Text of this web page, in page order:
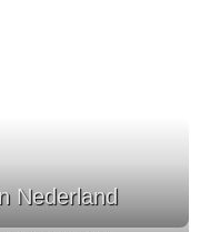
Nederland